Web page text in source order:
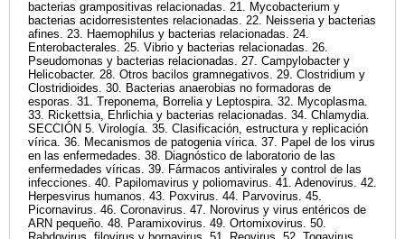
bacterias grampositivas relacionadas. 21. Mycobacterium y
bacterias acidorresistentes relacionadas. 22. Neisseria y bacterias
afines. 23. Haemophilus y bacterias relacionadas. 24.
Enterobacterales. 25. Vibrio y bacterias relacionadas. 26.
Pseudomonas y bacterias relacionadas. 27. Campylobacter y
Helicobacter. 28. Otros bacilos gramnegativos. 29. Clostridium y
Clostridioides. 30. Bacterias anaerobias no formadoras de
esporas. 31. Treponema, Borrelia y Leptospira. 32. Mycoplasma.
33. Rickettsia, Ehrlichia y bacterias relacionadas. 34. Chlamydia.
SECCIÓN 5. Virología. 35. Clasificación, estructura y replicación
vírica. 36. Mecanismos de patogenia vírica. 37. Papel de los virus
en las enfermedades. 38. Diagnóstico de laboratorio de las
enfermedades víricas. 39. Fármacos antivirales y control de las
infecciones. 40. Papilomavirus y poliomavirus. 41. Adenovirus. 42.
Herpesvirus humanos. 43. Poxvirus. 44. Parvovirus. 45.
Picornavirus. 46. Coronavirus. 47. Norovirus y virus entéricos de
ARN pequeño. 48. Paramixovirus. 49. Ortomixovirus. 50.